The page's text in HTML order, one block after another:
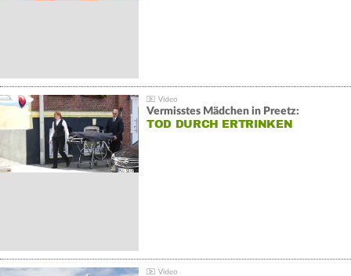
Vermisstes Mädchen in Preetz:
TOD DURCH ERTRINKEN